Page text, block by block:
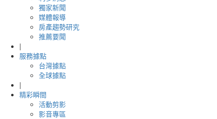
獨家新聞
媒體報導
房產趨勢研究
推薦要聞
|
服務據點
台灣據點
全球據點
|
精彩瞬間
活動剪影
影音專區